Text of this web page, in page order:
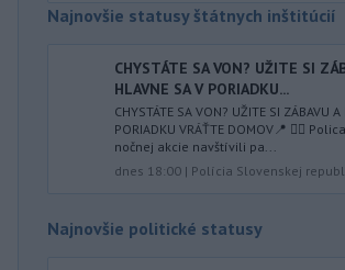
Najnovšie statusy štátnych inštitúcií
CHYSTÁTE SA VON? UŽITE SI
HLAVNE SA V PORIADKU...
CHYSTÁTE SA VON? UŽITE SI ZÁBAVU A
PORIADKU VRÁŤTE DOMOV📍 👮‍♂️
nočnej akcie navštívili pa...
dnes 18:00 | Polícia Slovenskej
Najnovšie politické statusy